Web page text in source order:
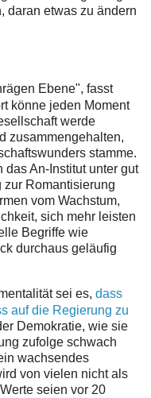
daran etwas zu ändern
Ebene", fasst
könne jeden Moment
werde
zusammengehalten,
stamme.
das An-Institut unter gut
Romantisierung
vom Wachstum,
sich mehr leisten
Begriffe wie
durchaus geläufig
sei es, dass
auf die Regierung zu
Demokratie, wie sie
zufolge schwach
wachsendes
von vielen nicht als
seien vor 20